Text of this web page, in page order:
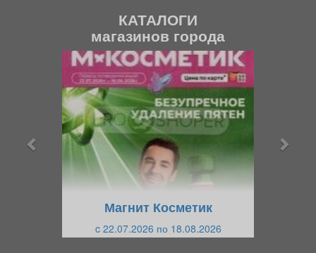
КАТАЛОГИ
магазинов города
Магнит Косметик
c 22.07.2026 по 18.08.2026